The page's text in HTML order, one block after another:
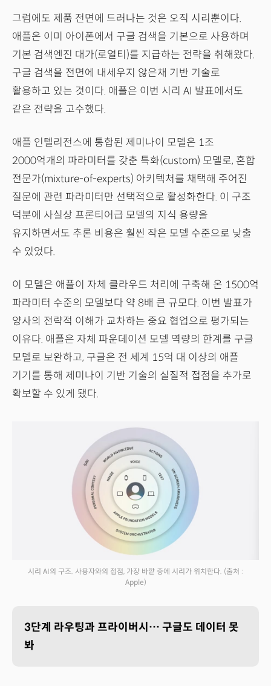
그럼에도 제품 전면에 드러나는 것은 오직 시리뿐이다.
애플은 이미 아이폰에서 구글 검색을 기본으로 사용하며
기본 검색엔진 대가(로열티)를 지급하는 전략을 취해왔다.
구글 검색을 전면에 내세우지 않은채 기반 기술로
활용하고 있는 것이다. 애플은 이번 시리 AI 발표에서도
같은 전략을 고수했다.
애플 인텔리전스에 통합된 제미나이 모델은 1조
2000억개의 파라미터를 갖춘 특화(custom) 모델로, 혼합
전문가(mixture-of-experts) 아키텍처를 채택해 주어진
질문에 관련 파라미터만 선택적으로 활성화한다. 이 구조
덕분에 사실상 프론티어급 모델의 지식 용량을
유지하면서도 추론 비용은 훨씬 작은 모델 수준으로 낮출
수 있었다.
이 모델은 애플이 자체 클라우드 처리에 구축해 온 1500억
파라미터 수준의 모델보다 약 8배 큰 규모다. 이번 발표가
양사의 전략적 이해가 교차하는 중요 협업으로 평가되는
이유다. 애플은 자체 파운데이션 모델 역량의 한계를 구글
모델로 보완하고, 구글은 전 세계 15억 대 이상의 애플
기기를 통해 제미나이 기반 기술의 실질적 접점을 추가로
확보할 수 있게 됐다.
시리 AI의 구조. 사용자와의 접점, 가장 바깥 층에 시리가 위치한다. (출처 :
Apple)
3단계 라우팅과 프라이버시… 구글도 데이터 못
봐